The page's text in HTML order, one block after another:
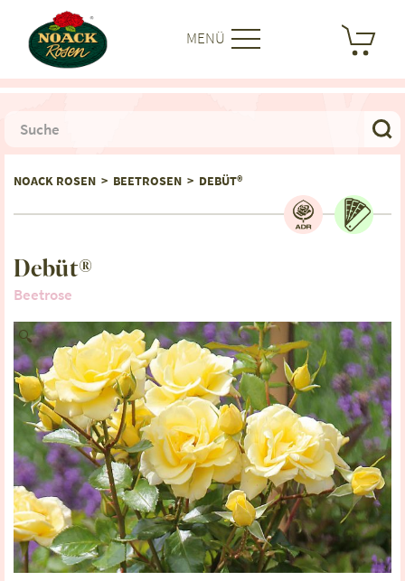
MENÜ
NOACK ROSEN > BEETROSEN > DEBÜT®
Debüt®
Beetrose
🔍